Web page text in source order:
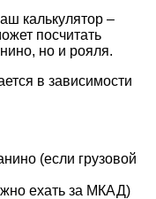
калькулятор –
посчитать
но и рояля.
в зависимости
(если грузовой
ехать за МКАД)